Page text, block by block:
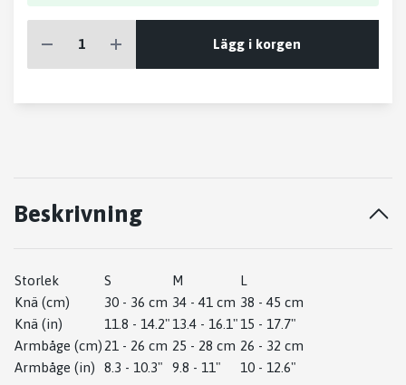
Lägg i korgen
Beskrivning
Storlek S M
L
Knä (cm)
30 - 36 cm 34 - 41 cm 38 - 45 cm
Knä (in)
11.8 - 14.2"13.4 - 16.1"15 - 17.7"
Armbåge (cm) 21 - 26 cm 25 - 28 cm 26 - 32 cm
Armbåge (in)
8.3 - 10.3" 9.8 - 11" 10 - 12.6"